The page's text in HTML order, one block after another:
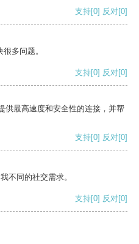
支持[0] 反对[0]
多问题。
支持[0] 反对[0]
供最高速度和安全性的连接，并帮
支持[0] 反对[0]
不同的社交需求。
支持[0] 反对[0]